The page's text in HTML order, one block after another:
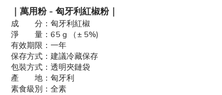
｜萬用粉 - 匈牙利紅椒粉｜
成 分：匈牙利紅椒
淨 量：65 g （± 5%)
有效期限：一年
保存方式：建議冷藏保存
包裝方式：透明夾鏈袋
產 地：匈牙利
素食級別：全素